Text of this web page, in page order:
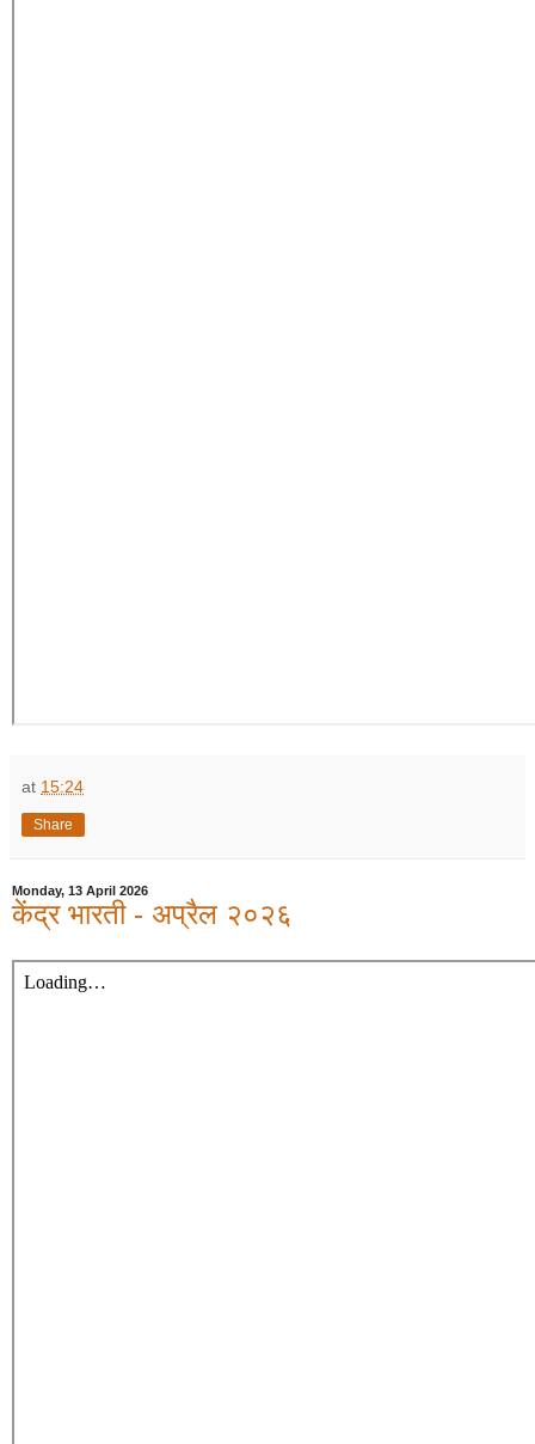
at 15:24
Share
Monday, 13 April 2026
केंद्र भारती - अप्रैल २०२६